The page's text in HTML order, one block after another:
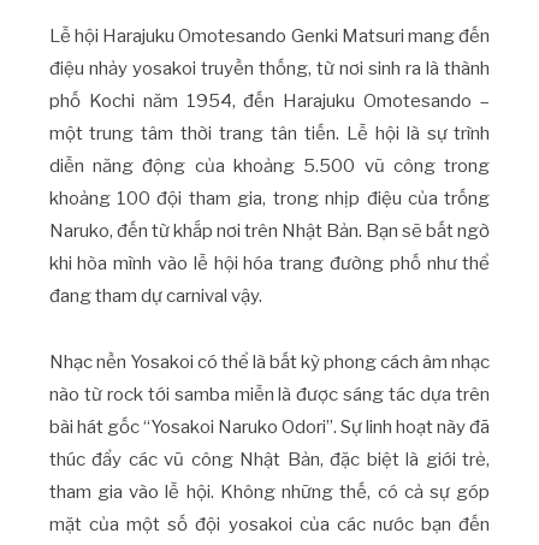
Lễ hội Harajuku Omotesando Genki Matsuri mang đến
điệu nhảy yosakoi truyền thống, từ nơi sinh ra là thành
phố Kochi năm 1954, đến Harajuku Omotesando –
một trung tâm thời trang tân tiến. Lễ hội là sự trình
diễn năng động của khoảng 5.500 vũ công trong
khoảng 100 đội tham gia, trong nhịp điệu của trống
Naruko, đến từ khắp nơi trên Nhật Bản. Bạn sẽ bất ngờ
khi hòa mình vào lễ hội hóa trang đường phố như thể
đang tham dự carnival vậy.
Nhạc nền Yosakoi có thể là bất kỳ phong cách âm nhạc
nào từ rock tới samba miễn là được sáng tác dựa trên
bài hát gốc “Yosakoi Naruko Odori”. Sự linh hoạt này đã
thúc đẩy các vũ công Nhật Bản, đặc biệt là giới trẻ,
tham gia vào lễ hội. Không những thế, có cả sự góp
mặt của một số đội yosakoi của các nước bạn đến